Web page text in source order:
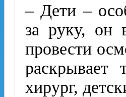
– Дети –
за руку, он
провести
раскрывает
хирург,